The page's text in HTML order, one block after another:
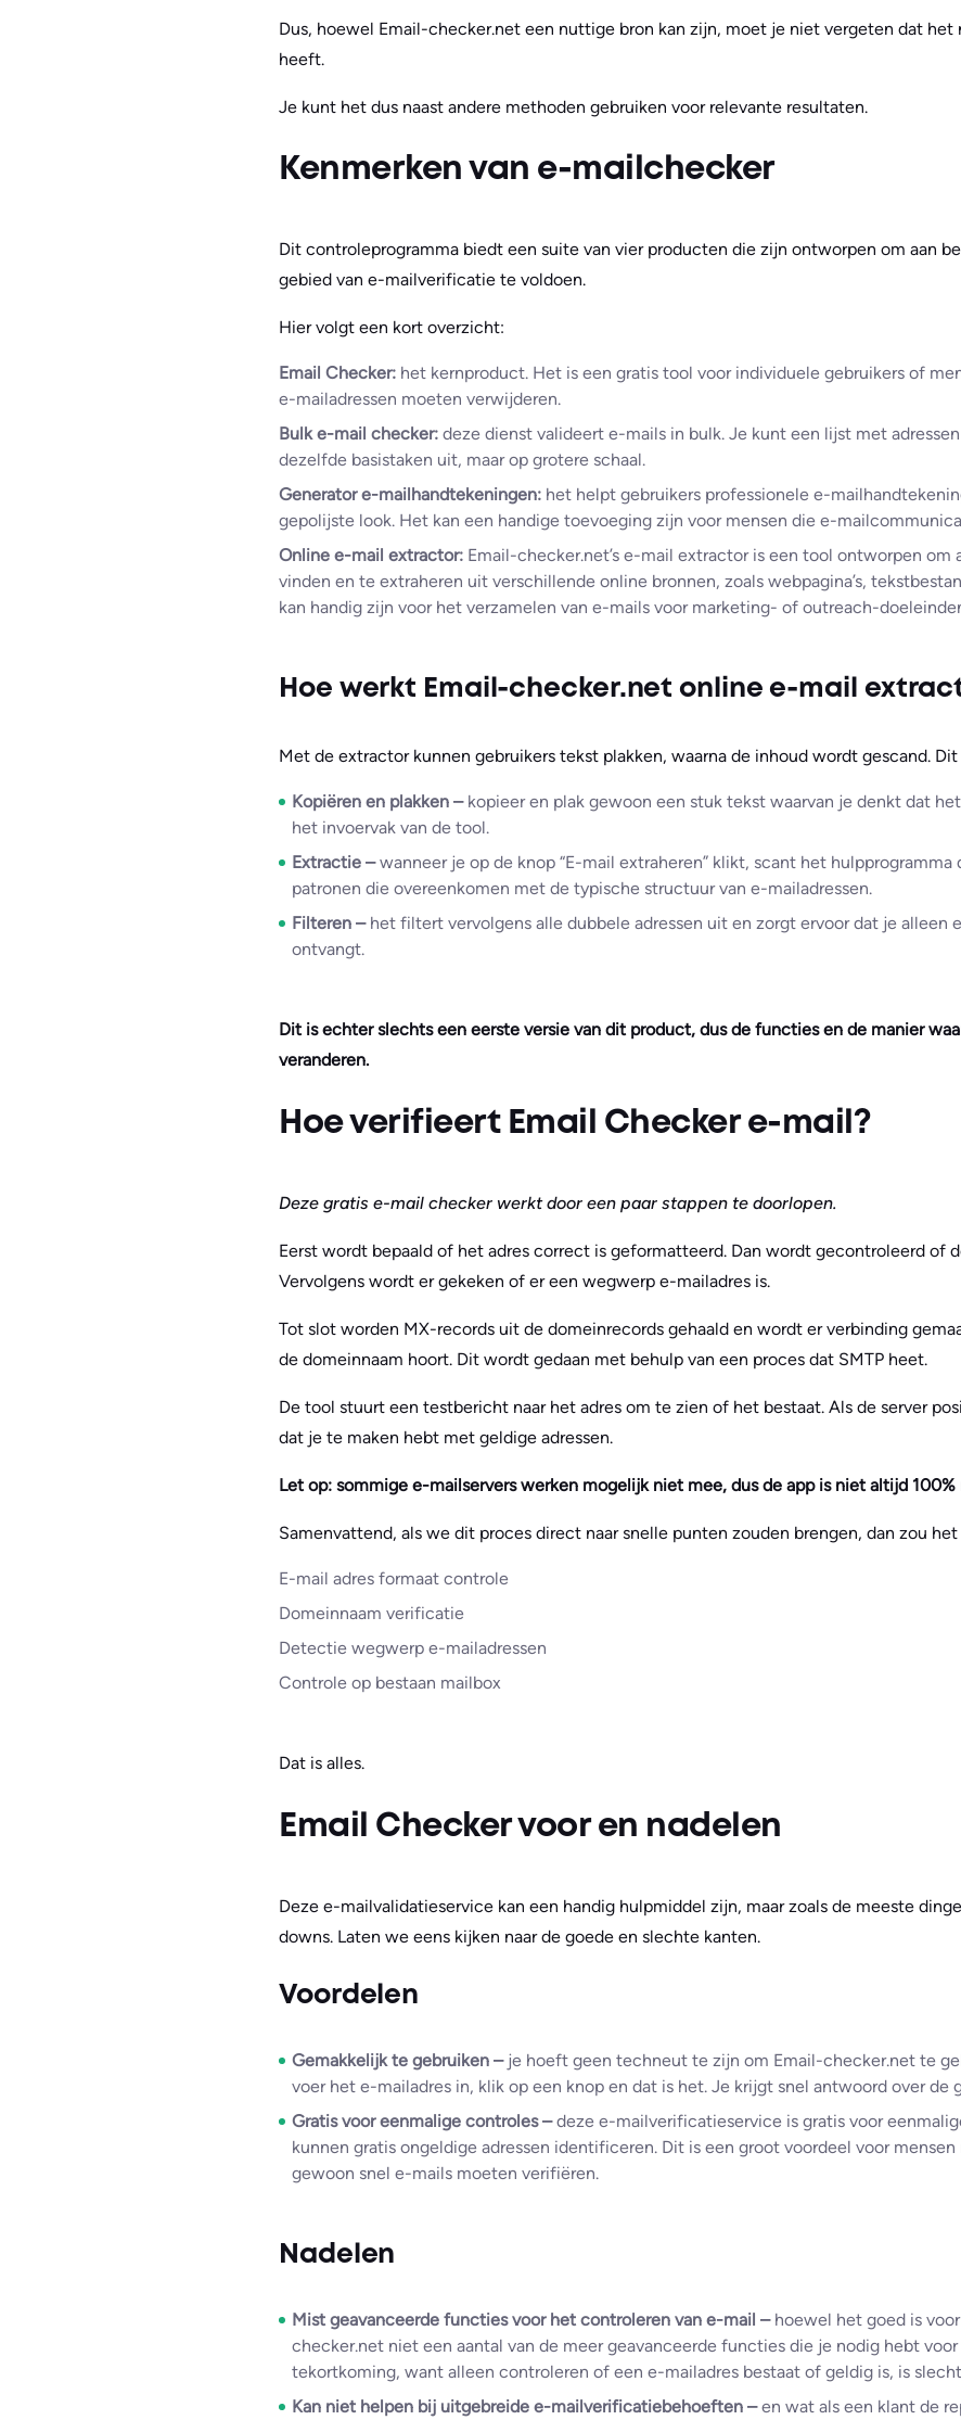
Dus, hoewel Email-checker.net een nuttige bron kan zijn, moet je niet vergeten dat
heeft.
Je kunt het dus naast andere methoden gebruiken voor relevante resultaten.
Kenmerken van e-mailchecker
Dit controleprogramma biedt een suite van vier producten die zijn ontworpen om aan
gebied van e-mailverificatie te voldoen.
Hier volgt een kort overzicht:
Email Checker: het kernproduct. Het is een gratis tool voor individuele gebruikers of
e-mailadressen moeten verwijderen.
Bulk e-mail checker: deze dienst valideert e-mails in bulk. Je kunt een lijst met
dezelfde basistaken uit, maar op grotere schaal.
Generator e-mailhandtekeningen: het helpt gebruikers professionele e-
gepolijste look. Het kan een handige toevoeging zijn voor mensen die e-
Online e-mail extractor: Email-checker.net’s e-mail extractor is een tool ontworpen
vinden en te extraheren uit verschillende online bronnen, zoals webpagina’s,
kan handig zijn voor het verzamelen van e-mails voor marketing- of outreach-
Hoe werkt Email-checker.net online e-mail
Met de extractor kunnen gebruikers tekst plakken, waarna de inhoud wordt gescand.
Kopiëren en plakken –kopieer en plak gewoon een stuk tekst waarvan je denkt dat
het invoervak van de tool.
Extractie –wanneer je op de knop “E-mail extraheren” klikt, scant het hulpprogramma
patronen die overeenkomen met de typische structuur van e-mailadressen.
Filteren – het filtert vervolgens alle dubbele adressen uit en zorgt ervoor dat je alleen
ontvangt.
Dit is echter slechts een eerste versie van dit product, dus de functies en de manier
veranderen.
Hoe verifieert Email Checker e-mail?
Deze gratis e-mail checker werkt door een paar stappen te doorlopen.
Eerst wordt bepaald of het adres correct is geformatteerd. Dan wordt gecontroleerd of
Vervolgens wordt er gekeken of er een wegwerp e-mailadres is.
Tot slot worden MX-records uit de domeinrecords gehaald en wordt er verbinding
de domeinnaam hoort. Dit wordt gedaan met behulp van een proces dat SMTP heet.
De tool stuurt een testbericht naar het adres om te zien of het bestaat. Als de server
dat je te maken hebt met geldige adressen.
Let op: sommige e-mailservers werken mogelijk niet mee, dus de app is niet altijd 100%
Samenvattend, als we dit proces direct naar snelle punten zouden brengen, dan zou
E-mail adres formaat controle
Domeinnaam verificatie
Detectie wegwerp e-mailadressen
Controle op bestaan mailbox
Dat is alles.
Email Checker voor en nadelen
Deze e-mailvalidatieservice kan een handig hulpmiddel zijn, maar zoals de meeste
downs. Laten we eens kijken naar de goede en slechte kanten.
Voordelen
Gemakkelijk te gebruiken – je hoeft geen techneut te zijn om Email-checker.net te
voer het e-mailadres in, klik op een knop en dat is het. Je krijgt snel antwoord over de
Gratis voor eenmalige controles –deze e-mailverificatieservice is gratis voor
kunnen gratis ongeldige adressen identificeren. Dit is een groot voordeel voor
gewoon snel e-mails moeten verifiëren.
Nadelen
Mist geavanceerde functies voor het controleren van e-mail –hoewel het goed is
checker.net niet een aantal van de meer geavanceerde functies die je nodig hebt
tekortkoming, want alleen controleren of een e-mailadres bestaat of geldig is, is
Kan niet helpen bij uitgebreide e-mailverificatiebehoeften –en wat als een klant de